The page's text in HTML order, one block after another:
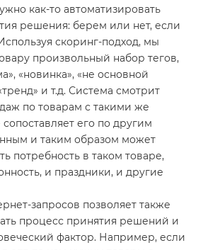
как-то автоматизировать
решения: берем или нет, если
скоринг-подход, мы
произвольный набор тегов,
«новинка», «не основной
и т.д. Система смотрит
по товарам с такими же
его по другим
и таким образом может
потребность в таком товаре,
и праздники, и другие
запросов позволяет также
процесс принятия решений и
фактор. Например, если